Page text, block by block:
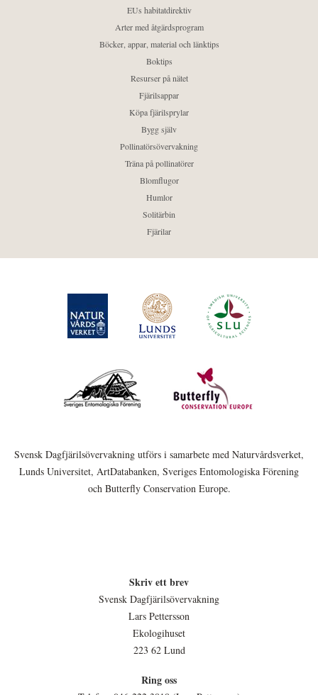
EUs habitatdirektiv
Arter med åtgärdsprogram
Böcker, appar, material och länktips
Boktips
Resurser på nätet
Fjärilsappar
Köpa fjärilsprylar
Bygg själv
Pollinatörsövervakning
Träna på pollinatörer
Blomflugor
Humlor
Solitärbin
Fjärilar
Svensk Dagfjärilsövervakning utförs i samarbete med Naturvårdsverket,
Lunds Universitet, ArtDatabanken, Sveriges Entomologiska Förening
och Butterfly Conservation Europe.
Skriv ett brev
Svensk Dagfjärilsövervakning
Lars Pettersson
Ekologihuset
223 62 Lund
Ring oss